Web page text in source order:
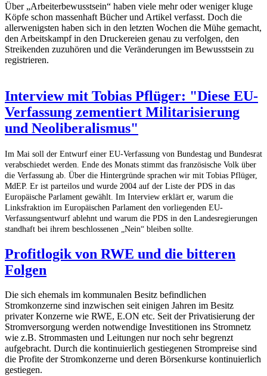
Über „Arbeiterbewusstsein“ haben viele mehr oder weniger kluge
Köpfe schon massenhaft Bücher und Artikel verfasst. Doch die
allerwenigsten haben sich in den letzten Wochen die Mühe gemacht,
den Arbeitskampf in den Druckereien genau zu verfolgen, den
Streikenden zuzuhören und die Veränderungen im Bewusstsein zu
registrieren.
Interview mit Tobias Pflüger: "Diese EU-
Verfassung zementiert Militarisierung
und Neoliberalismus"
Im Mai soll der Entwurf einer EU-Verfassung von Bundestag und Bundesrat
verabschiedet werden. Ende des Monats stimmt das französische Volk über
die Verfassung ab. Über die Hintergründe sprachen wir mit Tobias Pflüger,
MdEP. Er ist parteilos und wurde 2004 auf der Liste der PDS in das
Europäische Parlament gewählt. Im Interview erklärt er, warum die
Linksfraktion im Europäischen Parlament den vorliegenden EU-
Verfassungsentwurf ablehnt und warum die PDS in den Landesregierungen
standhaft bei ihrem beschlossenen „Nein“ bleiben sollte.
Profitlogik von RWE und die bitteren
Folgen
Die sich ehemals im kommunalen Besitz befindlichen
Stromkonzerne sind inzwischen seit einigen Jahren im Besitz
privater Konzerne wie RWE, E.ON etc. Seit der Privatisierung der
Stromversorgung werden notwendige Investitionen ins Stromnetz
wie z.B. Strommasten und Leitungen nur noch sehr begrenzt
aufgebracht. Durch die kontinuierlich gestiegenen Strompreise sind
die Profite der Stromkonzerne und deren Börsenkurse kontinuierlich
gestiegen.